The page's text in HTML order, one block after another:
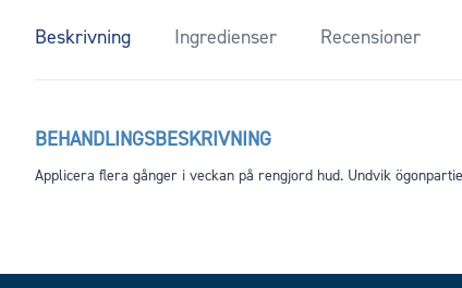
Beskrivning Ingredienser Recensioner
BEHANDLINGSBESKRIVNING
Applicera flera gånger i veckan på rengjord hud. Undvik